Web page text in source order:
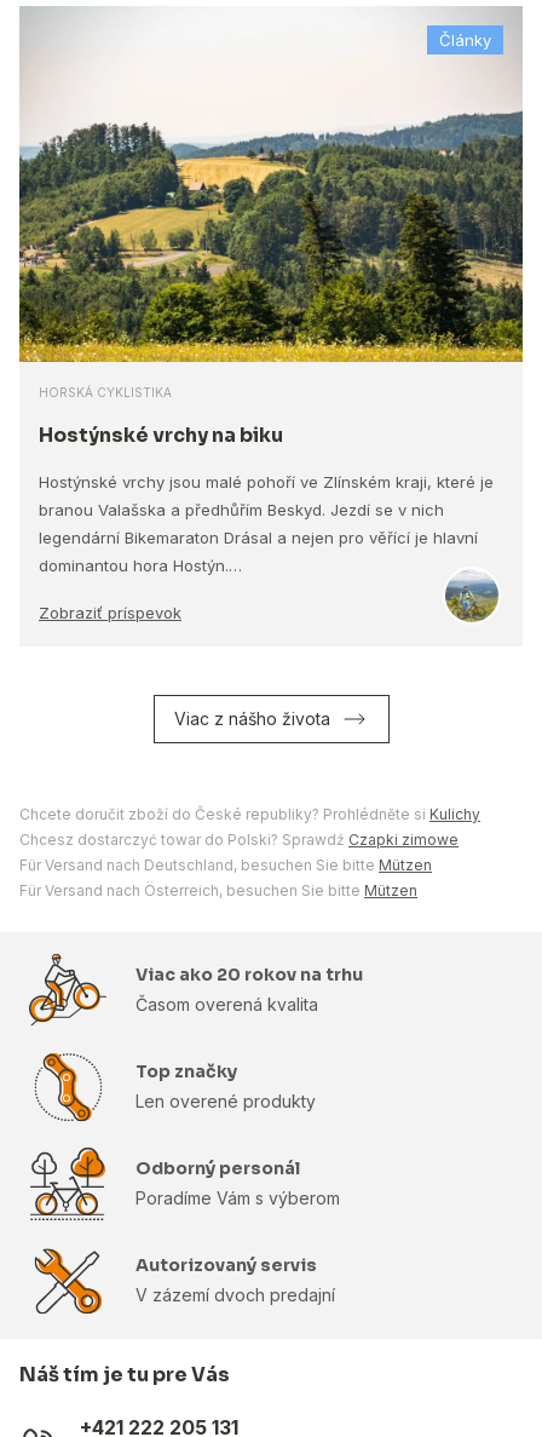
Články
HORSKÁ CYKLISTIKA
Hostýnské vrchy na biku
Hostýnské vrchy jsou malé pohoří ve Zlínském kraji, které je
branou Valašska a předhůřím Beskyd. Jezdí se v nich
legendární Bikemaraton Drásal a nejen pro věřící je hlavní
dominantou hora Hostýn.…
Zobraziť príspevok
Viac z nášho života
Chcete doručit zboží do České republiky? Prohlédněte si Kulichy
Chcesz dostarczyć towar do Polski? Sprawdź Czapki zimowe
Für Versand nach Deutschland, besuchen Sie bitte Mützen
Für Versand nach Österreich, besuchen Sie bitte Mützen
Viac ako 20 rokov na trhu
Časom overená kvalita
Top značky
Len overené produkty
Odborný personál
Poradíme Vám s výberom
Autorizovaný servis
V zázemí dvoch predajní
Náš tím je tu pre Vás
+421 222 205 131